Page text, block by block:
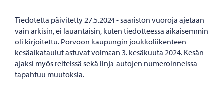
Tiedotetta päivitetty 27.5.2024 - saariston vuoroja ajetaan
vain arkisin, ei lauantaisin, kuten tiedotteessa aikaisemmin
oli kirjoitettu. Porvoon kaupungin joukkoliikenteen
kesäaikataulut astuvat voimaan 3. kesäkuuta 2024. Kesän
ajaksi myös reiteissä sekä linja-autojen numeroinneissa
tapahtuu muutoksia.